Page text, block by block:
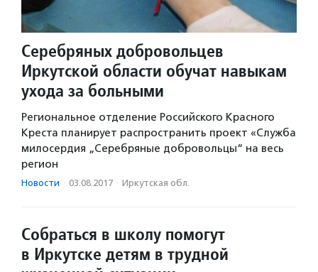
Серебряных добровольцев
Иркутской области обучат навыкам
ухода за больными
Региональное отделение Российского Красного
Креста планирует распространить проект «Служба
милосердия „Серебряные добровольцы“ на весь
регион
Новости · 03.08.2017 · Иркутская обл.
Собраться в школу помогут
в Иркутске детям в трудной